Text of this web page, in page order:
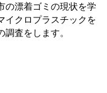
の漂着ゴミの現状を学
イクロプラスチックを
調査をします。